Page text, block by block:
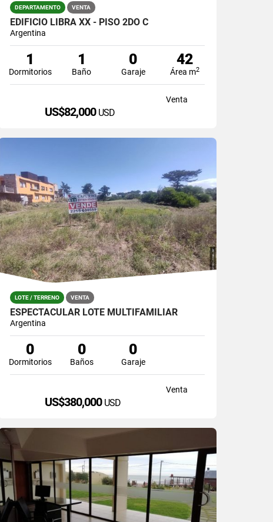
DEPARTAMENTO VENTA
EDIFICIO LIBRA XX - PISO 2DO C
Argentina
1
Dormitorios
1
Baño
0
Garaje
42
Área m2
Venta
US$82,000 USD
LOTE / TERRENO VENTA
ESPECTACULAR LOTE MULTIFAMILIAR
Argentina
0
Dormitorios
0
Baños
0
Garaje
Venta
US$380,000 USD